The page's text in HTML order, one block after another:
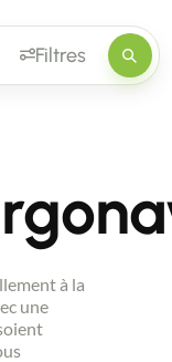
Filtres
à la
une